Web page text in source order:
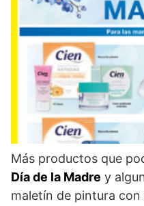
Más productos que
Día de la Madre y
maletín de pintura